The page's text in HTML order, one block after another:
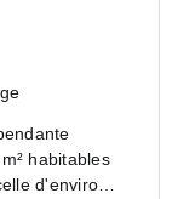
habitables
d'environ